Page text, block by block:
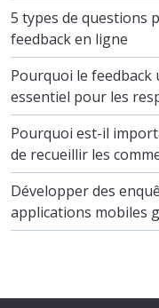
5 types de questions
feedback en ligne
Pourquoi le
essentiel pour les
Pourquoi est-il
de recueillir les
Développer des
applications mobiles